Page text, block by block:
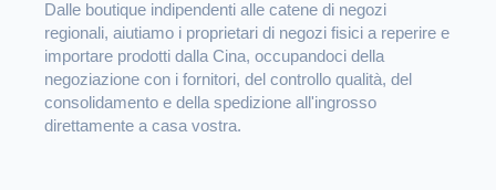
Dalle boutique indipendenti alle catene di negozi
regionali, aiutiamo i proprietari di negozi fisici a reperire e
importare prodotti dalla Cina, occupandoci della
negoziazione con i fornitori, del controllo qualità, del
consolidamento e della spedizione all'ingrosso
direttamente a casa vostra.